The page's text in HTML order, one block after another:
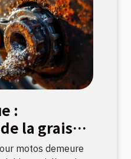
:
la graisse
motos
motos demeure